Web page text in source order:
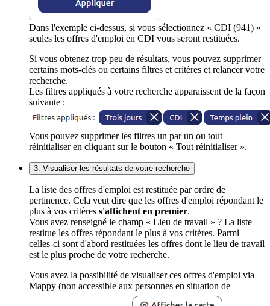
Dans l'exemple ci-dessus, si vous sélectionnez « CDI (941) »
seules les offres d'emploi en CDI vous seront restituées.
Si vous obtenez trop peu de résultats, vous pouvez supprimer
certains mots-clés ou certains filtres et critères et relancer votre
recherche.
Les filtres appliqués à votre recherche apparaissent de la façon
suivante :
Vous pouvez supprimer les filtres un par un ou tout
réinitialiser en cliquant sur le bouton « Tout réinitialiser ».
3. Visualiser les résultats de votre recherche
La liste des offres d'emploi est restituée par ordre de
pertinence. Cela veut dire que les offres d'emploi répondant le
plus à vos critères s'affichent en premier.
Vous avez renseigné le champ « Lieu de travail » ? La liste
restitue les offres répondant le plus à vos critères. Parmi
celles-ci sont d'abord restituées les offres dont le lieu de travail
est le plus proche de votre recherche.
Vous avez la possibilité de visualiser ces offres d'emploi via
Mappy (non accessible aux personnes en situation de